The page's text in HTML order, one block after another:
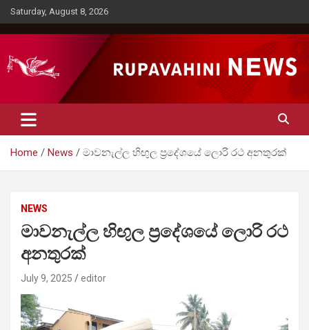
Skip
to
content
Saturday, August 8, 2026
Rupavahini News
Home News මාවනැල්ල හිඟුල ප්‍රදේශයේ ලොරි රථ අනතුරක්
NEWS
මාවනැල්ල හිඟුල ප්‍රදේශයේ ලොරි රථ
අනතුරක්
July 9, 2025 editor